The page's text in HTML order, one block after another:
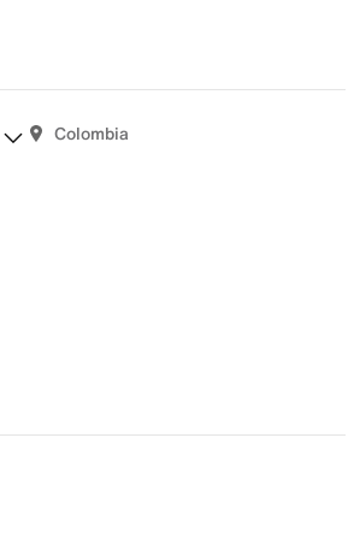
Colombia